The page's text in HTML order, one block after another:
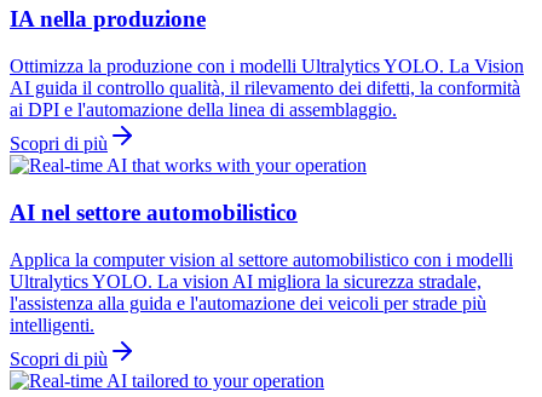
IA nella produzione
Ottimizza la produzione con i modelli Ultralytics YOLO. La Vision
AI guida il controllo qualità, il rilevamento dei difetti, la conformità
ai DPI e l'automazione della linea di assemblaggio.
Scopri di più
AI nel settore automobilistico
Applica la computer vision al settore automobilistico con i modelli
Ultralytics YOLO. La vision AI migliora la sicurezza stradale,
l'assistenza alla guida e l'automazione dei veicoli per strade più
intelligenti.
Scopri di più